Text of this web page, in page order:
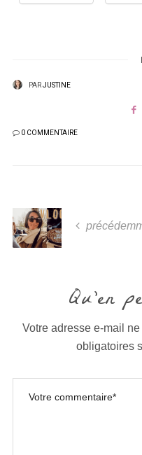
PARJUSTINE
0 COMMENTAIRE
Qu'en
Votre adresse e-mail
obligatoires